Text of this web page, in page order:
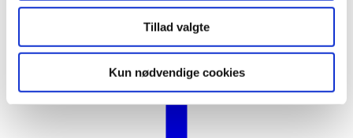
Tillad valgte
Kun nødvendige cookies